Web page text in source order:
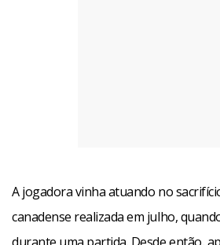
A jogadora vinha atuando no
canadense realizada em julho,